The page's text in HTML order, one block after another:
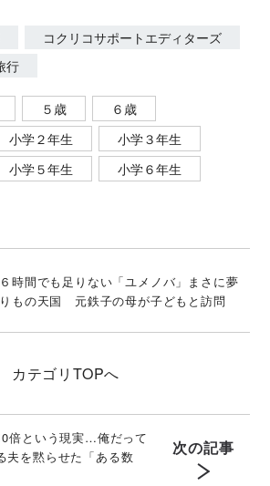
コクリコサポートエディターズ
行
５歳
６歳
小学２年生
小学３年生
小学５年生
小学６年生
時間でも足りない「ユメノバ」まさに夢
もの天国 元鉄子の母が子どもと訪問
カテゴリ TOPへ
倍という現実…俺だって
夫を黙らせた「ある数
次の記事